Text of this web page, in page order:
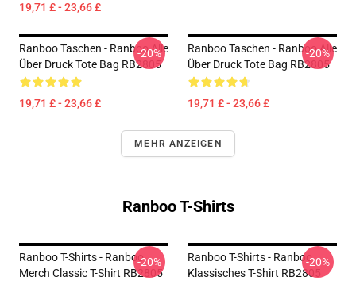
19,71 £ - 23,66 £
Ranboo Taschen - Ranboo Alle
Über Druck Tote Bag RB2805
19,71 £ - 23,66 £
-20%
Ranboo Taschen - Ranboo Alle
Über Druck Tote Bag RB2805
19,71 £ - 23,66 £
-20%
MEHR ANZEIGEN
Ranboo T-Shirts
Ranboo T-Shirts - Ranboo
Merch Classic T-Shirt RB2805
-20%
Ranboo T-Shirts - Ranboo
Klassisches T-Shirt RB2805
-20%